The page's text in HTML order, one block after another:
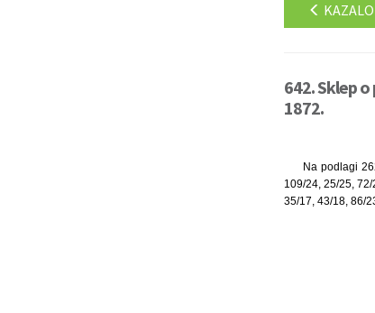
KAZALO
642. Sklep
1872.
Na podlagi
109/24, 25/25,
35/17, 43/18, 86/